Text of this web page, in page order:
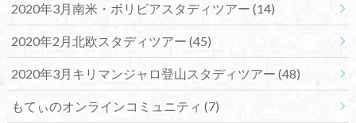
2020年3月南米・ボリビアスタディツアー (14)
2020年2月北欧スタディツアー (45)
2020年3月キリマンジャロ登山スタディツアー (48)
もてぃのオンラインコミュニティ (7)